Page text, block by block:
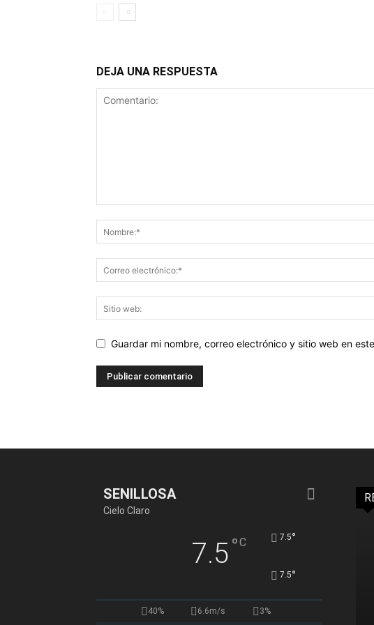
DEJA UNA RESPUESTA
Guardar mi nombre, correo electrónico y sitio web en
SENILLOSA
Cielo Claro
7.5°C 7.5°
7.5°
40% 6.6m/s 3%